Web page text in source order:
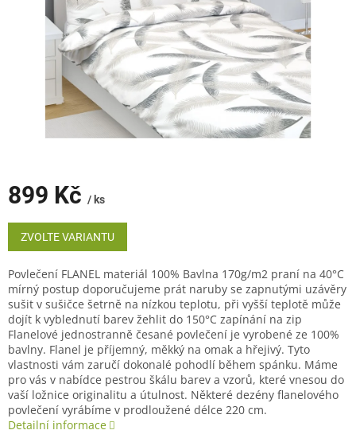
899 Kč / ks
Měrná
cena:
ZVOLTE VARIANTU
Povlečení FLANEL materiál 100% Bavlna 170g/m2 praní na 40°C
mírný postup doporučujeme prát naruby se zapnutými uzávěry
sušit v sušičce šetrně na nízkou teplotu, při vyšší teplotě může
dojít k vyblednutí barev žehlit do 150°C zapínání na zip
Flanelové jednostranně česané povlečení je vyrobené ze 100%
bavlny. Flanel je příjemný, měkký na omak a hřejivý. Tyto
vlastnosti vám zaručí dokonalé pohodlí během spánku. Máme
pro vás v nabídce pestrou škálu barev a vzorů, které vnesou do
vaší ložnice originalitu a útulnost. Některé dezény flanelového
povlečení vyrábíme v prodloužené délce 220 cm.
Detailní informace